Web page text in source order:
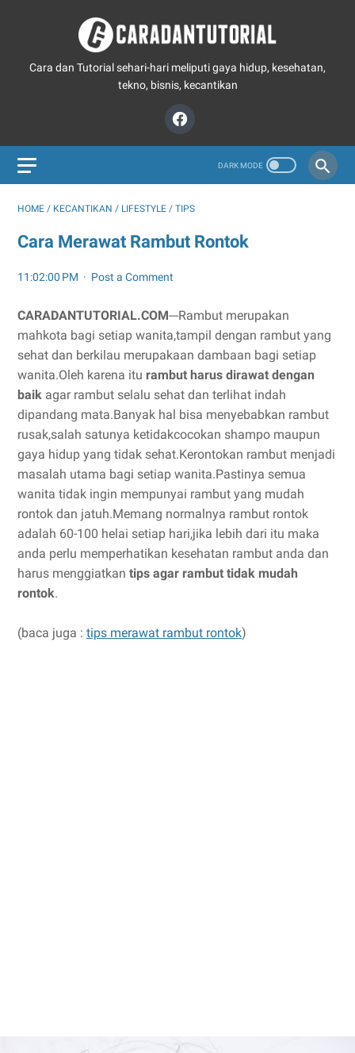
Cara dan Tutorial sehari-hari meliputi gaya hidup, kesehatan,
tekno, bisnis, kecantikan
HOME / KECANTIKAN / LIFESTYLE / TIPS
Cara Merawat Rambut Rontok
11:02:00 PM Post a Comment
CARADANTUTORIAL.COM---Rambut merupakan
mahkota bagi setiap wanita,tampil dengan rambut yang
sehat dan berkilau merupakaan dambaan bagi setiap
wanita.Oleh karena itu rambut harus dirawat dengan
baik agar rambut selalu sehat dan terlihat indah
dipandang mata.Banyak hal bisa menyebabkan rambut
rusak,salah satunya ketidakcocokan shampo maupun
gaya hidup yang tidak sehat.Kerontokan rambut menjadi
masalah utama bagi setiap wanita.Pastinya semua
wanita tidak ingin mempunyai rambut yang mudah
rontok dan jatuh.Memang normalnya rambut rontok
adalah 60-100 helai setiap hari,jika lebih dari itu maka
anda perlu memperhatikan kesehatan rambut anda dan
harus menggiatkan tips agar rambut tidak mudah
rontok.
(baca juga : tips merawat rambut rontok)